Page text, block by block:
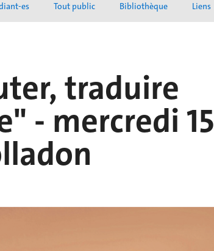
es Tout public Bibliothèque Liens
traduire
- mercredi 15